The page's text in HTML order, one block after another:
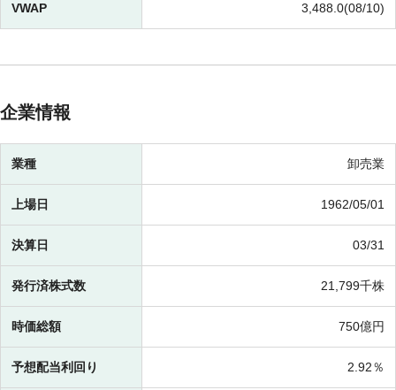
VWAP 3,488.0(08/10)
企業情報
業種 卸売業
上場日 1962/05/01
決算日 03/31
発行済株式数 21,799千株
時価総額 750億円
予想配当利回り 2.92％